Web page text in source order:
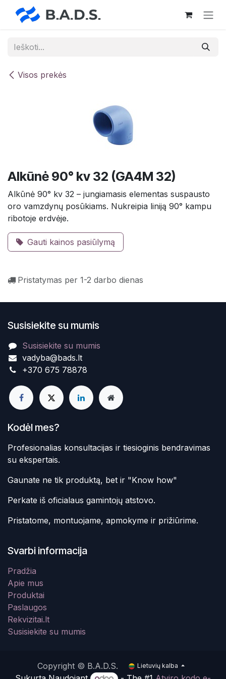
Skip to Content
Visos prekės
Alkūnė 90° kv 32 (GA4M 32)
Alkūnė 90° kv 32 – jungiamasis elementas suspausto
oro vamzdynų posūkiams. Nukreipia liniją 90° kampu
ribotoje erdvėje.
Gauti kainos pasiūlymą
Pristatymas per 1-2 darbo dienas
Susisiekite su mumis
Susisiekite su mumis
vadyba@bads.lt
+370 675 78878
Kodėl mes?
Profesionalias konsultacijas ir tiesioginis bendravimas
su ekspertais.
Gaunate ne tik produktą, bet ir "Know how"
Perkate iš oficialaus gamintojų atstovo.
Pristatome, montuojame, apmokyme ir prižiūrime.
Svarbi informacija
Pradžia
Apie mus
Produktai
Paslaugos
Rekvizitai.lt
Susisiekite su mumis
Copyright © B.A.D.S. Lietuvių kalba